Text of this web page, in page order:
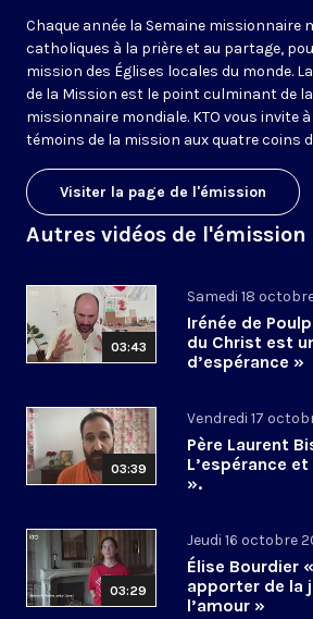
Chaque année la Semaine missionnaire
catholiques à la prière et au partage,
mission des Églises locales du monde.
de la Mission est le point culminant de
missionnaire mondiale. KTO vous invite
témoins de la mission aux quatre coins
Visiter la page de l'émission
Autres vidéos de l'émission
03:43
Samedi 18
Irénée de
du Christ est
d’espérance »
03:39
Vendredi 17
Père Laurent
L’espérance
».
03:29
Jeudi 16 octobre
Élise Bourdier
apporter de la
l’amour »